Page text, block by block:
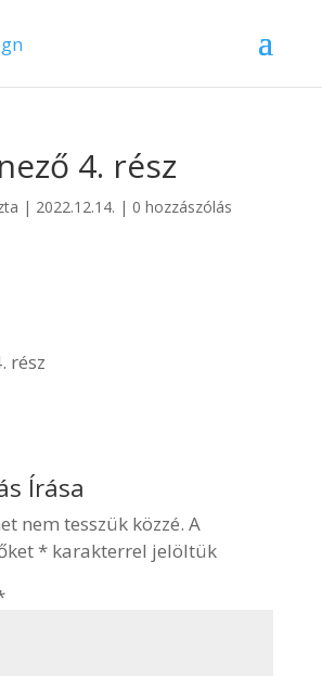
4. rész
| 2022.12.14. | 0 hozzászólás
rész
Írása
nem tesszük közzé. A
*karakterrel jelöltük